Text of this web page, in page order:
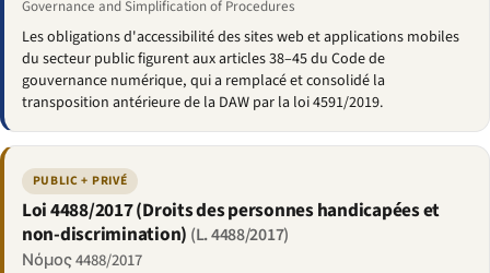
Governance and Simplification of Procedures
Les obligations d'accessibilité des sites web et applications mobiles
du secteur public figurent aux articles 38–45 du Code de
gouvernance numérique, qui a remplacé et consolidé la
transposition antérieure de la DAW par la loi 4591/2019.
PUBLIC + PRIVÉ
Loi 4488/2017 (Droits des personnes handicapées et
non-discrimination) (L. 4488/2017)
Νόμος 4488/2017